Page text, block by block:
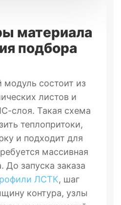
материала
подбора
состоит из
листов и
слоя. Такая схема
теплопритоки,
и подходит для
массивная
До запуска заказа
ЛСТК, шаг
контура, узлы